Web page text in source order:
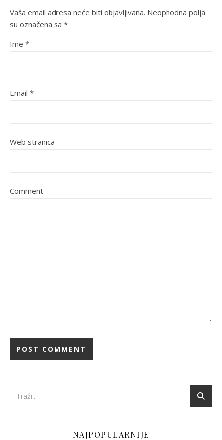
Vaša email adresa neće biti objavljivana. Neophodna polja
su označena sa *
Ime *
Email *
Web stranica
Comment
NAJPOPULARNIJE